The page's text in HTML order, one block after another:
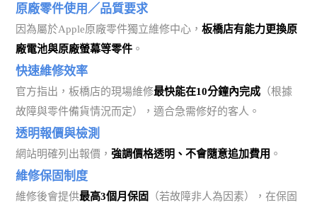
原廠零件使用／品質要求
因為屬於Apple原廠零件獨立維修中心，板橋店有能力更換原
廠電池與原廠螢幕等零件 。
快速維修效率
官方指出，板橋店的現場維修最快能在10分鐘內完成 （根據
故障與零件備貨情況而定），適合急需修好的客人。
透明報價與檢測
網站明確列出報價，強調價格透明、不會隨意追加費用 。
維修保固制度
維修後會提供最高3個月保固 （若故障非人為因素），在保固